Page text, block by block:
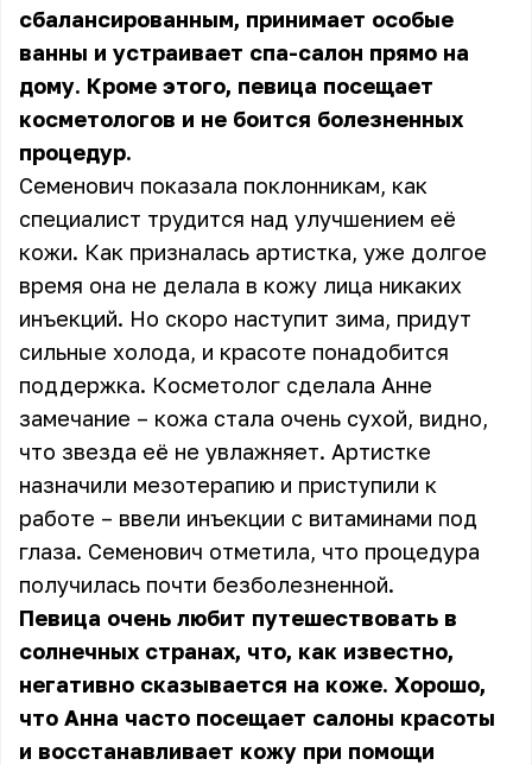
сбалансированным, принимает особые
ванны и устраивает спа-салон прямо на
дому. Кроме этого, певица посещает
косметологов и не боится болезненных
процедур.
Семенович показала поклонникам, как
специалист трудится над улучшением её
кожи. Как призналась артистка, уже долгое
время она не делала в кожу лица никаких
инъекций. Но скоро наступит зима, придут
сильные холода, и красоте понадобится
поддержка. Косметолог сделала Анне
замечание – кожа стала очень сухой, видно,
что звезда её не увлажняет. Артистке
назначили мезотерапию и приступили к
работе – ввели инъекции с витаминами под
глаза. Семенович отметила, что процедура
получилась почти безболезненной.
Певица очень любит путешествовать в
солнечных странах, что, как известно,
негативно сказывается на коже. Хорошо,
что Анна часто посещает салоны красоты
и восстанавливает кожу при помощи